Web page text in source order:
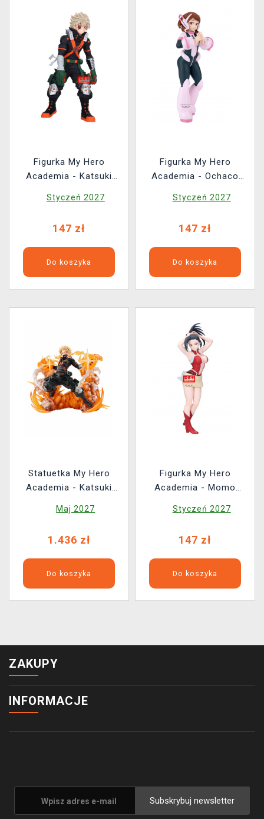
Figurka My Hero
Academia - Katsuki
Styczeń 2027
147 zł
Do koszyka
Figurka My Hero
Academia - Ochaco
Glamours)
Styczeń 2027
147 zł
Do koszyka
Statuetka My Hero
Academia - Katsuki
Season Ver. (ArtFXJ)
Maj 2027
1.436 zł
Do koszyka
Figurka My Hero
Academia - Momo
Glamours)
Styczeń 2027
147 zł
Do koszyka
ZAKUPY
INFORMACJE
Subskrybuj newsletter